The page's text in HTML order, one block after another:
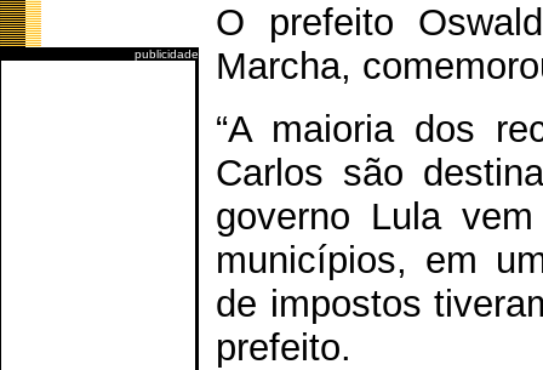
publicidade
O prefeito
Marcha,
“A maioria dos
Carlos são
governo Lula
municípios, em
de impostos
prefeito.